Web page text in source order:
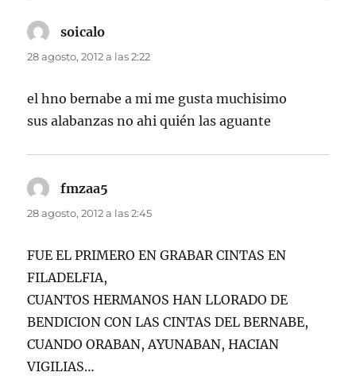
soicalo
28 agosto, 2012 a las 2:22
el hno bernabe a mi me gusta muchisimo
sus alabanzas no ahi quién las aguante
fmzaa5
28 agosto, 2012 a las 2:45
FUE EL PRIMERO EN GRABAR CINTAS EN
FILADELFIA,
CUANTOS HERMANOS HAN LLORADO DE
BENDICION CON LAS CINTAS DEL BERNABE,
CUANDO ORABAN, AYUNABAN, HACIAN
VIGILIAS…